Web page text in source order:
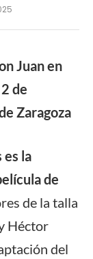
Juan en
de
Zaragoza
es la
de
de la talla
Héctor
del